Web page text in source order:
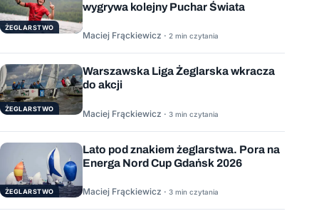
ŻEGLARSTWO
wygrywa kolejny Puchar Świata
Maciej Frąckiewicz · 2 min czytania
ŻEGLARSTWO
Warszawska Liga Żeglarska wkracza
do akcji
Maciej Frąckiewicz · 3 min czytania
ŻEGLARSTWO
Lato pod znakiem żeglarstwa. Pora na
Energa Nord Cup Gdańsk 2026
Maciej Frąckiewicz · 3 min czytania